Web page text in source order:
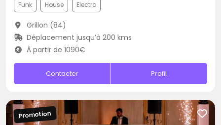
Funk House Electro
Grillon (84)
Déplacement jusqu’à 200 kms
À partir de 1090€
Contacter Profil
Promotion